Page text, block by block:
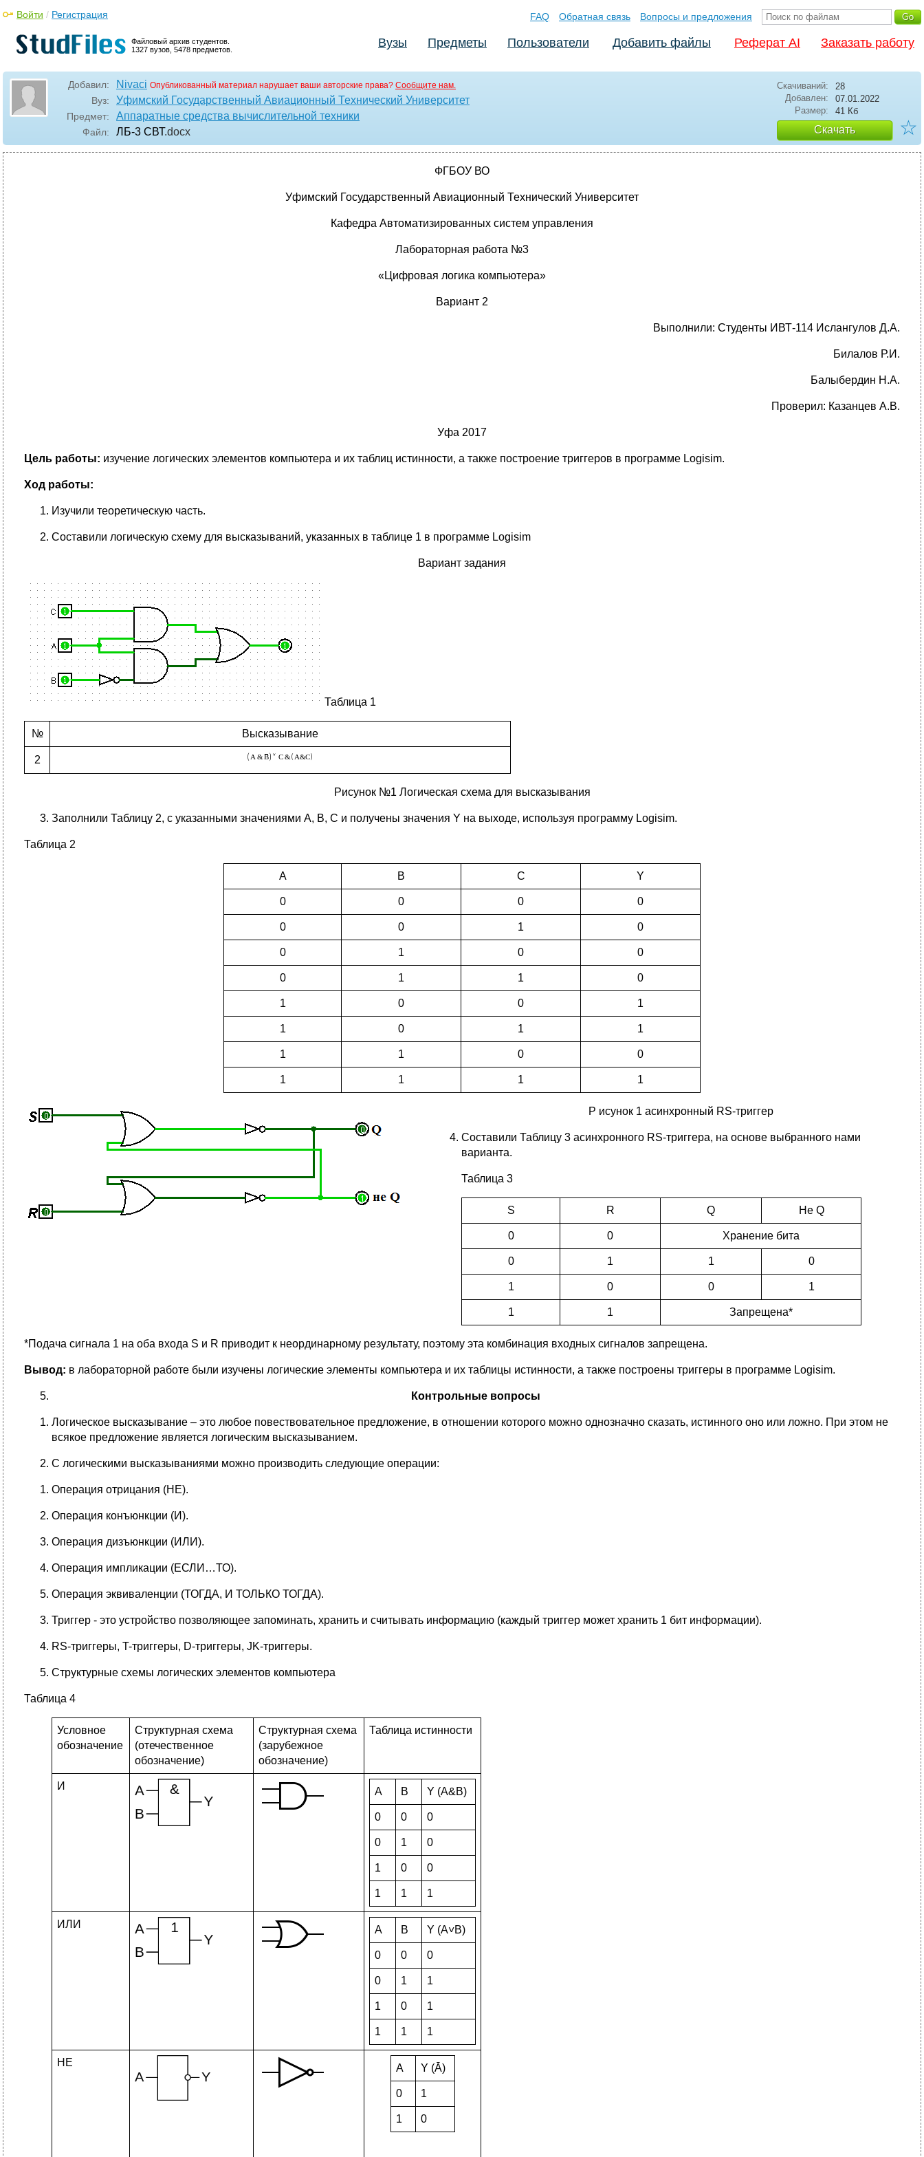
Файловый архив студентов.
1327 вузов, 5478 предметов.
Войти / Регистрация FAQ Обратная связь Вопросы и предложения
Вузы Предметы Пользователи Добавить файлы Реферат AI Заказать работу
Добавил: Nivaci Опубликованный материал нарушает ваши авторские права? Сообщите нам.
Вуз: Уфимский Государственный Авиационный Технический Университет
Предмет: Аппаратные средства вычислительной техники
Файл: ЛБ-3 СВТ.docx
Скачиваний:
28
Добавлен:
07.01.2022
Размер:
41 Кб
Скачать ☆
ФГБОУ ВО
Уфимский Государственный Авиационный Технический Университет
Кафедра Автоматизированных систем управления
Лабораторная работа №3
«Цифровая логика компьютера»
Вариант 2
Выполнили: Студенты ИВТ-114 Ислангулов Д.А.
Билалов Р.И.
Балыбердин Н.А.
Проверил: Казанцев А.В.
Уфа 2017
Цель работы: изучение логических элементов компьютера и их таблиц истинности, а также построение триггеров в программе Logisim.
Ход работы:
Изучили теоретическую часть.
Составили логическую схему для высказываний, указанных в таблице 1 в программе Logisim
Вариант задания
Таблица 1
№ Высказывание
2
Рисунок №1 Логическая схема для высказывания
Заполнили Таблицу 2, с указанными значениями A, B, C и получены значения Y на выходе, используя программу Logisim.
Таблица 2
A B C Y
0 0 0 0
0 0 1 0
0 1 0 0
0 1 1 0
1 0 0 1
1 0 1 1
1 1 0 0
1 1 1 1
Р исунок 1 асинхронный RS-триггер
Составили Таблицу 3 асинхронного RS-триггера, на основе выбранного нами
варианта.
Таблица 3
S R Q Не Q
0 0 Хранение бита
0 1 1 0
1 0 0 1
1 1 Запрещена*
*Подача сигнала 1 на оба входа S и R приводит к неординарному результату, поэтому эта комбинация входных сигналов запрещена.
Вывод: в лабораторной работе были изучены логические элементы компьютера и их таблицы истинности, а также построены триггеры в программе Logisim.
Контрольные вопросы
Логическое высказывание – это любое повествовательное предложение, в отношении которого можно однозначно сказать, истинного оно или ложно. При этом не
всякое предложение является логическим высказыванием.
С логическими высказываниями можно производить следующие операции:
Операция отрицания (НЕ).
Операция конъюнкции (И).
Операция дизъюнкции (ИЛИ).
Операция импликации (ЕСЛИ…ТО).
Операция эквиваленции (ТОГДА, И ТОЛЬКО ТОГДА).
Триггер - это устройство позволяющее запоминать, хранить и считывать информацию (каждый триггер может хранить 1 бит информации).
RS-триггеры, T-триггеры, D-триггеры, JK-триггеры.
Структурные схемы логических элементов компьютера
Таблица 4
Условное
обозначение
Структурная схема
(отечественное
обозначение)
Структурная схема
(зарубежное
обозначение)
Таблица истинности
И A B Y (A&B)
0 0 0
0 1 0
1 0 0
1 1 1
ИЛИ A B Y (A˅B)
0 0 0
0 1 1
1 0 1
1 1 1
НЕ A Y (Ā)
0 1
1 0